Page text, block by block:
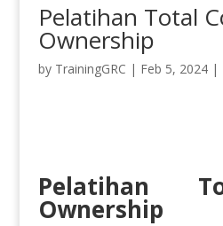
Pelatihan Total
Ownership
by TrainingGRC | Feb 5, 2024|
Pelatihan
Ownership